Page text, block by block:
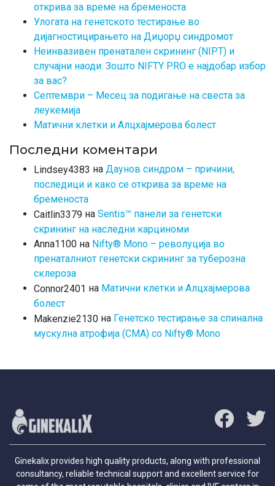
открива за време на бременоста
Улогата на генетското тестирање во
дијагностицирањето на Диџорџ синдромот
Неинвазивен пренатален скрининг (NIPT) и
случајни наоди: Зошто NIFTY PRO е најдобар избор
за вас?
Септември – Месец за подигање на свеста за
леукемија
Матични клетки и Алцхајмерова болест
Последни коментари
Lindsey4383 на Даунов синдром – причини,
последици и како се открива за време на
бременоста
Caitlin3379 на Sentis™ панели за генетски
скрининг на наследни карциноми
Anna1100 на Nifty® Mono – револуција во
пренаталниот генетски скрининг за туберозна
склероза
Connor2401 на Матични клетки и Алцхајмерова
болест
Makenzie2130 на Генетско тестирање за спинална
мускулна атрофија (СМА) со Nifty® Mono
Ginekalix provides high quality products, along with professional
consultancy, reliable technical support and excellent service for